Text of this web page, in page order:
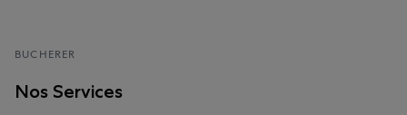
BUCHERER
Nos Services